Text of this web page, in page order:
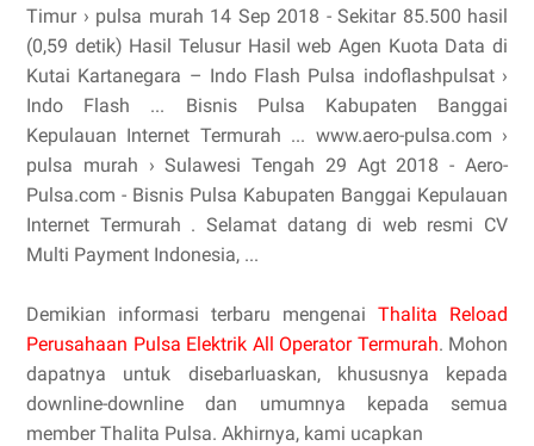
Timur › pulsa murah 14 Sep 2018 - Sekitar 85.500 hasil
(0,59 detik) Hasil Telusur Hasil web Agen Kuota Data di
Kutai Kartanegara – Indo Flash Pulsa indoflashpulsat ›
Indo Flash ... Bisnis Pulsa Kabupaten Banggai
Kepulauan Internet Termurah ... www.aero-pulsa.com ›
pulsa murah › Sulawesi Tengah 29 Agt 2018 - Aero-
Pulsa.com - Bisnis Pulsa Kabupaten Banggai Kepulauan
Internet Termurah . Selamat datang di web resmi CV
Multi Payment Indonesia, ...
Demikian informasi terbaru mengenai Thalita Reload
Perusahaan Pulsa Elektrik All Operator Termurah. Mohon
dapatnya untuk disebarluaskan, khususnya kepada
downline-downline dan umumnya kepada semua
member Thalita Pulsa. Akhirnya, kami ucapkan